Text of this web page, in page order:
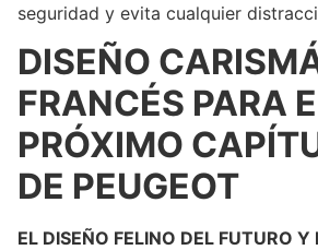
seguridad y evita cualquier
DISEÑO
FRANCÉS PARA
PRÓXIMO
DE PEUGEOT
EL DISEÑO FELINO DEL FUTURO